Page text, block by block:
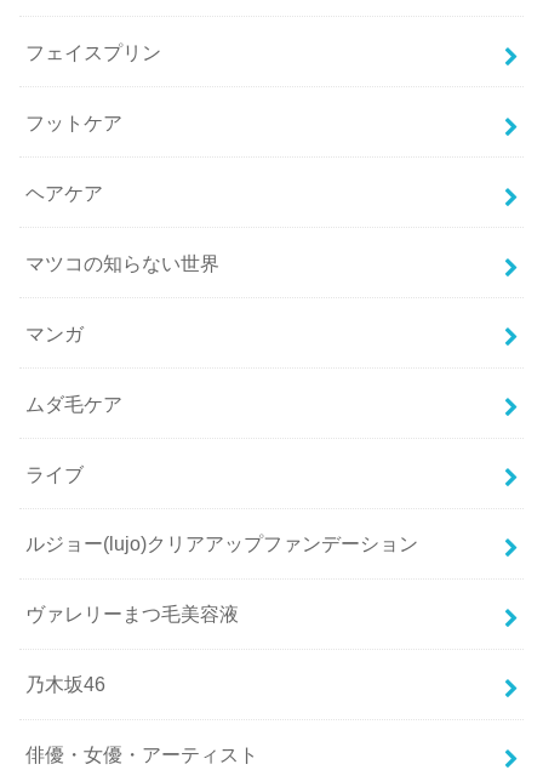
フェイスプリン
フットケア
ヘアケア
マツコの知らない世界
マンガ
ムダ毛ケア
ライブ
ルジョー(lujo)クリアアップファンデーション
ヴァレリーまつ毛美容液
乃木坂46
俳優・女優・アーティスト